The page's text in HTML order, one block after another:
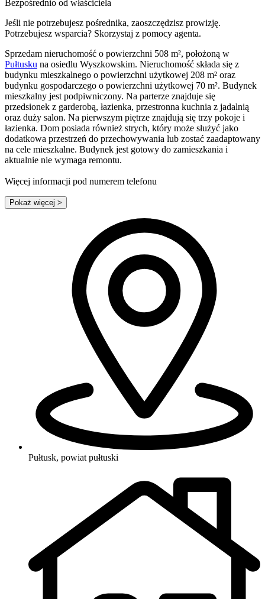
Bezpośrednio od właściciela
Jeśli nie potrzebujesz pośrednika, zaoszczędzisz prowizję.
Potrzebujesz wsparcia? Skorzystaj z pomocy agenta.
Sprzedam nieruchomość o powierzchni 508 m², położoną w
Pułtusku na osiedlu Wyszkowskim. Nieruchomość składa się z
budynku mieszkalnego o powierzchni użytkowej 208 m² oraz
budynku gospodarczego o powierzchni użytkowej 70 m². Budynek
mieszkalny jest podpiwniczony. Na parterze znajduje się
przedsionek z garderobą, łazienka, przestronna kuchnia z jadalnią
oraz duży salon. Na pierwszym piętrze znajdują się trzy pokoje i
łazienka. Dom posiada również strych, który może służyć jako
dodatkowa przestrzeń do przechowywania lub zostać zaadaptowany
na cele mieszkalne. Budynek jest gotowy do zamieszkania i
aktualnie nie wymaga remontu.
Więcej informacji pod numerem telefonu
Pokaż więcej >
Pułtusk, powiat pułtuski